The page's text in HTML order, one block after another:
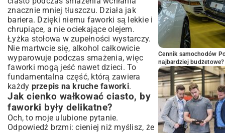
znacznie mniej tłuszczu. Działa jak
bariera. Dzięki niemu faworki są lekkie i
chrupiące, a nie ociekające olejem.
Łyżka stołowa w zupełności wystarczy.
Nie martwcie się, alkohol całkowicie
wyparowuje podczas smażenia, więc
faworki mogą jeść nawet dzieci. To
fundamentalna część, którą zawiera
każdy przepis na kruche faworki.
Jak cienko wałkować ciasto, by
faworki były delikatne?
Och, to moje ulubione pytanie.
Odpowiedź brzmi: cieniej niż myślisz, że
Cennik samochodów
najbardziej budżetowe?